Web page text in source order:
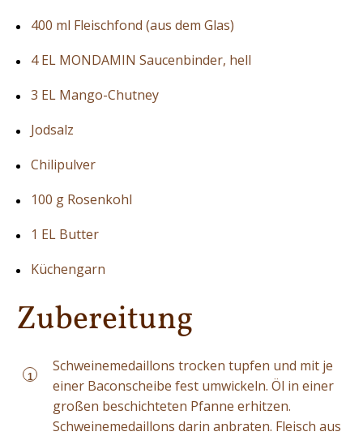
400 ml Fleischfond (aus dem Glas)
4 EL MONDAMIN Saucenbinder, hell
3 EL Mango-Chutney
Jodsalz
Chilipulver
100 g Rosenkohl
1 EL Butter
Küchengarn
Zubereitung
1
Schweinemedaillons trocken tupfen und mit je
einer Baconscheibe fest umwickeln. Öl in einer
großen beschichteten Pfanne erhitzen.
Schweinemedaillons darin anbraten. Fleisch aus